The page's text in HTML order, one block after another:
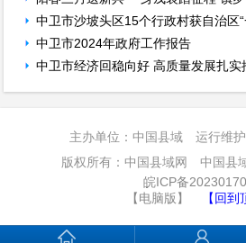
中卫市沙坡头区15个行政村获自治区
中卫市2024年政府工作报告
中卫市经济回稳向好 高质量发展扎实
主办单位：中国县域 运行维
版权所有：中国县域网 中国县
皖ICP备
【电脑版】
【回到